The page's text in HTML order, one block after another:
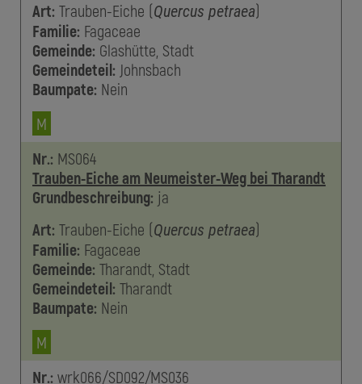
Art: Trauben-Eiche (Quercus petraea)
Familie: Fagaceae
Gemeinde: Glashütte, Stadt
Gemeindeteil: Johnsbach
Baumpate: Nein
M
Nr.: MS064
Trauben-Eiche am Neumeister-Weg bei Tharandt
Grundbeschreibung: ja
Art: Trauben-Eiche (Quercus petraea)
Familie: Fagaceae
Gemeinde: Tharandt, Stadt
Gemeindeteil: Tharandt
Baumpate: Nein
M
Nr.: wrk066/SD092/MS036